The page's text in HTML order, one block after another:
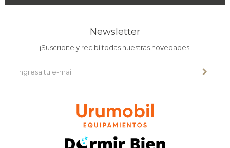
Newsletter
¡Suscribite y recibí todas nuestras novedades!